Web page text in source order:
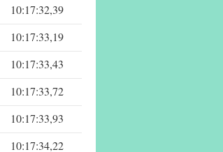
10:17:32,39
10:17:33,19
10:17:33,43
10:17:33,72
10:17:33,93
10:17:34,22